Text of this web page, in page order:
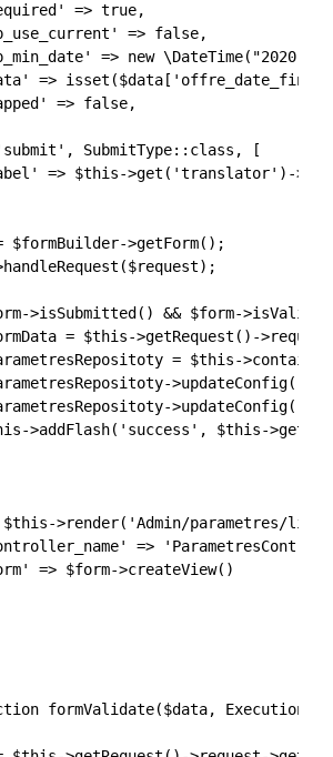
=> true,
=> false,
=> new \DateTime("2020-
=>
=> false,
SubmitType::class, [
=> $this->get('translator')-
$formBuilder->getForm();
>isSubmitted() && $form-
= $this->getRequest()-
= $this-
>addFlash('success', $this-
>render('Admin/parametres/
=>
=> $form->createView()
formValidate($data,